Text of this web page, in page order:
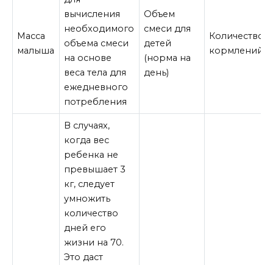
Масса
малыша
вычисления
необходимого
объема смеси
на основе
веса тела для
ежедневного
потребления
Объем
смеси для
детей
(норма на
день)
Количество
кормлений
В случаях,
когда вес
ребенка не
превышает 3
кг, следует
умножить
количество
дней его
жизни на 70.
Это даст